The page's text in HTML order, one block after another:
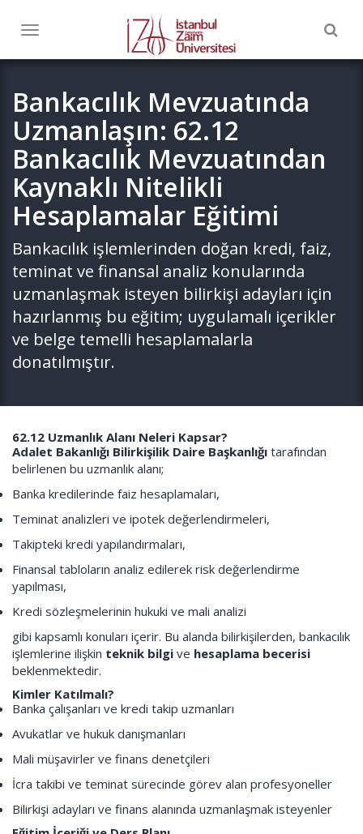
Toggle
Bankacılık Mevzuatında
Uzmanlaşın: 62.12
Bankacılık Mevzuatından
Kaynaklı Nitelikli
Hesaplamalar Eğitimi
Bankacılık işlemlerinden doğan kredi, faiz,
teminat ve finansal analiz konularında
uzmanlaşmak isteyen bilirkişi adayları için
hazırlanmış bu eğitim; uygulamalı içerikler
ve belge temelli hesaplamalarla
donatılmıştır.
62.12 Uzmanlık Alanı Neleri Kapsar?
Adalet Bakanlığı Bilirkişilik Daire Başkanlığı tarafından
belirlenen bu uzmanlık alanı;
Banka kredilerinde faiz hesaplamaları,
Teminat analizleri ve ipotek değerlendirmeleri,
Takipteki kredi yapılandırmaları,
Finansal tabloların analiz edilerek risk değerlendirme
yapılması,
Kredi sözleşmelerinin hukuki ve mali analizi
gibi kapsamlı konuları içerir. Bu alanda bilirkişilerden, bankacılık
işlemlerine ilişkin teknik bilgi ve hesaplama becerisi
beklenmektedir.
Kimler Katılmalı?
Banka çalışanları ve kredi takip uzmanları
Avukatlar ve hukuk danışmanları
Mali müşavirler ve finans denetçileri
İcra takibi ve teminat sürecinde görev alan profesyoneller
Bilirkişi adayları ve finans alanında uzmanlaşmak isteyenler